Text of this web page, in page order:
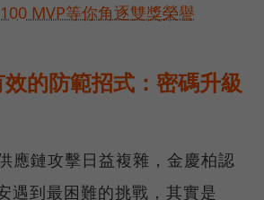
MVP等你角逐雙獎榮譽
的防範招式：密碼升級
應鏈攻擊日益複雜，金慶柏認
遇到最困難的挑戰，其實是